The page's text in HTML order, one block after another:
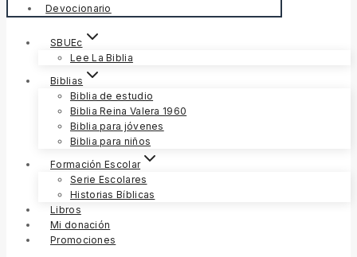
Devocionario
SBUEc
Lee La Biblia
Biblias
Biblia de estudio
Biblia Reina Valera 1960
Biblia para jóvenes
Biblia para niños
Formación Escolar
Serie Escolares
Historias Bíblicas
Libros
Mi donación
Promociones